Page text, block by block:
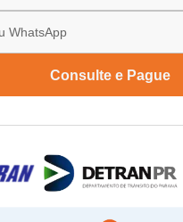
Consulte e Pague